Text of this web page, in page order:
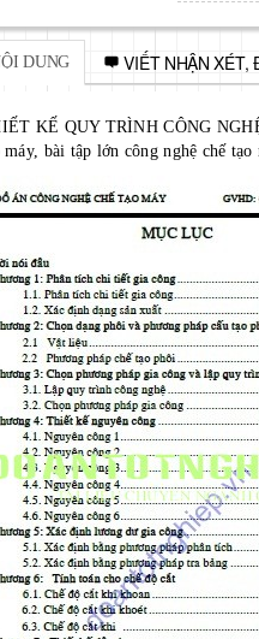
DUNG VIẾT NHẬN XÉT,
KẾ QUY TRÌNH CÔNG
máy, bài tập lớn công nghệ chế